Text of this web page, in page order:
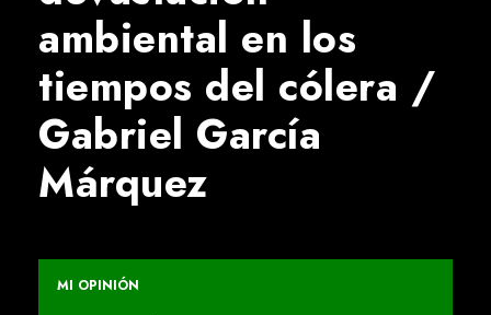
ambiental en los
tiempos del cólera /
Gabriel García
Márquez
MI OPINIÓN